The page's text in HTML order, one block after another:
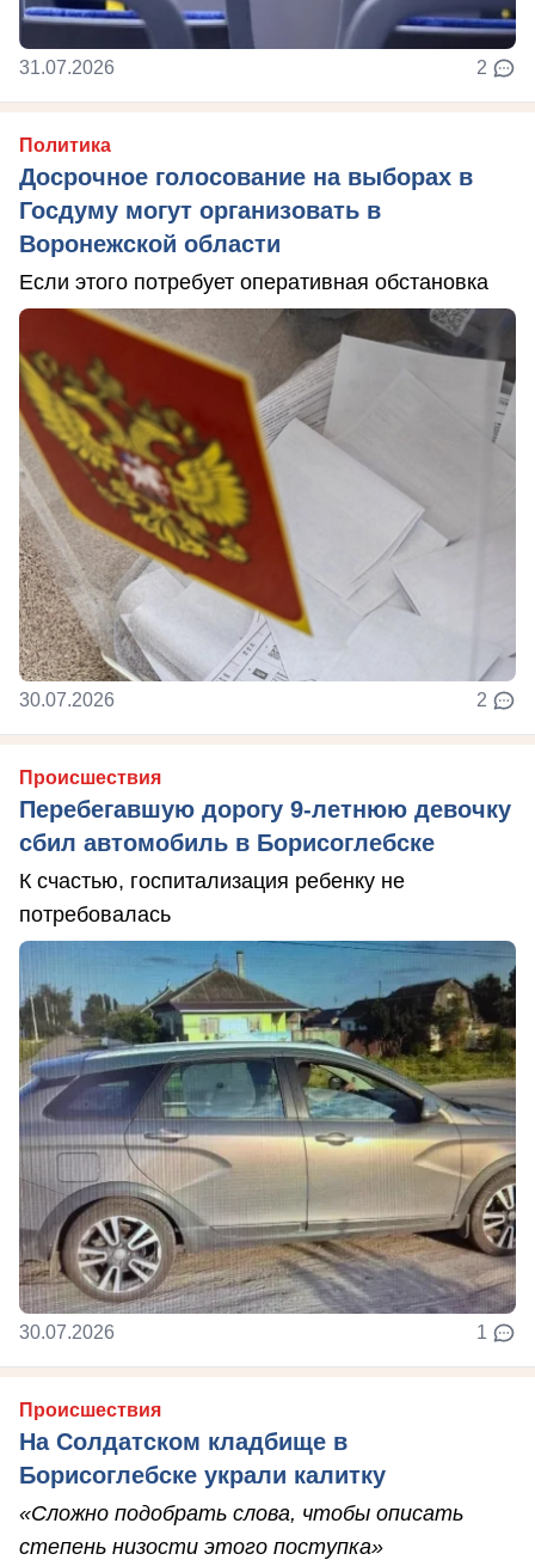
31.07.2026 2
Политика
Досрочное голосование на выборах в
Госдуму могут организовать в
Воронежской области
Если этого потребует оперативная обстановка
30.07.2026 2
Происшествия
Перебегавшую дорогу 9-летнюю девочку
сбил автомобиль в Борисоглебске
К счастью, госпитализация ребенку не
потребовалась
30.07.2026 1
Происшествия
На Солдатском кладбище в
Борисоглебске украли калитку
«Сложно подобрать слова, чтобы описать
степень низости этого поступка»